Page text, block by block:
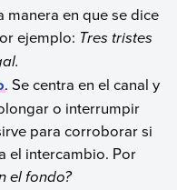
en que se dice
ejemplo: Tres tristes
. Se centra en el canal y
o interrumpir
para corroborar si
el intercambio. Por
el fondo?